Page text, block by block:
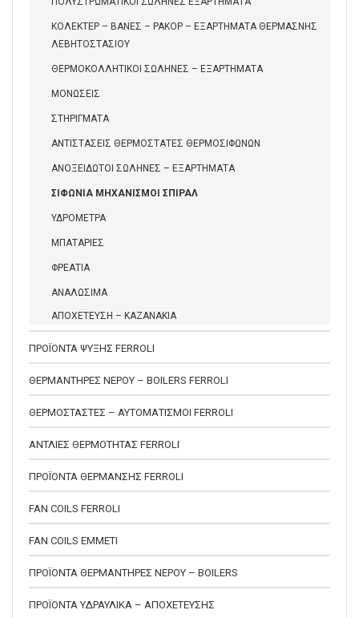
ΚΟΛΕΚΤΕΡ – ΒΑΝΕΣ – ΡΑΚΟΡ – ΕΞΑΡΤΗΜΑΤΑ ΘΕΡΜΑΣΝΗΣ
ΛΕΒΗΤΟΣΤΑΣΙΟΥ
ΘΕΡΜΟΚΟΛΛΗΤΙΚΟΙ ΣΩΛΗΝΕΣ – ΕΞΑΡΤΗΜΑΤΑ
ΜΟΝΩΣΕΙΣ
ΣΤΗΡΙΓΜΑΤΑ
ΑΝΤΙΣΤΑΣΕΙΣ ΘΕΡΜΟΣΤΑΤΕΣ ΘΕΡΜΟΣΙΦΩΝΩΝ
ΑΝΟΞΕΙΔΩΤΟΙ ΣΩΛΗΝΕΣ – ΕΞΑΡΤΗΜΑΤΑ
ΣΙΦΩΝΙΑ ΜΗΧΑΝΙΣΜΟΙ ΣΠΙΡΑΛ
ΥΔΡΟΜΕΤΡΑ
ΜΠΑΤΑΡΙΕΣ
ΦΡΕΑΤΙΑ
ΑΝΑΛΩΣΙΜΑ
ΑΠΟΧΕΤΕΥΣΗ – ΚΑΖΑΝΑΚΙΑ
ΠΡΟΪΟΝΤΑ ΨΥΞΗΣ FERROLI
ΘΕΡΜΑΝΤΗΡΕΣ ΝΕΡΟΥ – BOILERS FERROLI
ΘΕΡΜΟΣΤΑΣΤΕΣ – ΑΥΤΟΜΑΤΙΣΜΟΙ FERROLI
ΑΝΤΛΙΕΣ ΘΕΡΜΟΤΗΤΑΣ FERROLI
ΠΡΟΪΟΝΤΑ ΘΕΡΜΑΝΣΗΣ FERROLI
FAN COILS FERROLI
FAN COILS EMMETI
ΠΡΟΪΟΝΤΑ ΘΕΡΜΑΝΤΗΡΕΣ ΝΕΡΟΥ – BOILERS
ΠΡΟΪΟΝΤΑ ΥΔΡΑΥΛΙΚΑ – ΑΠΟΧΕΤΕΥΣΗΣ